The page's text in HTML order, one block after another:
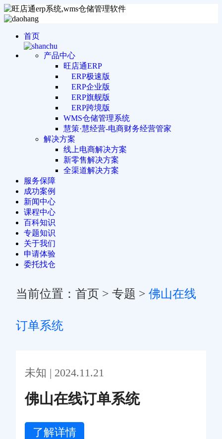
首页
产品中心
旺店通ERP
ERP极速版
ERP企业版
ERP旗舰版
ERP跨境版
WMS仓储管理系统
慧策·慧经营-电商财务经营管家
解决方案
线上电商解决方案
新零售解决方案
全渠道解决方案
服务保障
成功案例
新闻中心
课程中心
百科知识
专题知识
关于我们
申请体验
委托找仓
当前位置： 首页 > 专题 > 佛山在线
订单系统
未知 | 2024.11.21
佛山在线订单系统
了解详情